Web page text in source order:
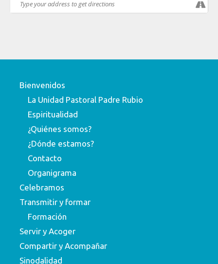
Bienvenidos
La Unidad Pastoral Padre Rubio
Espiritualidad
¿Quiénes somos?
¿Dónde estamos?
Contacto
Organigrama
Celebramos
Transmitir y formar
Formación
Servir y Acoger
Compartir y Acompañar
Sinodalidad